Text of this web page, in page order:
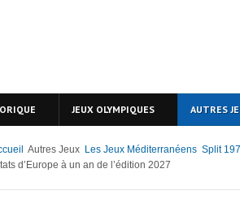
JEUX OLYMPIQUES AUTRES
Autres Jeux Les Jeux Méditerranéens Split
d’Europe à un an de l’édition 2027